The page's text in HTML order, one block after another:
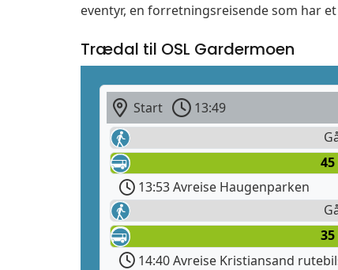
eventyr, en forretningsreisende som har
Trædal til OSL Gardermoen
Start 13:49
13:53 Avreise Haugenparken
14:40 Avreise Kristiansand